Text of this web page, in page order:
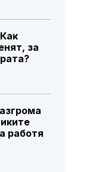
за
работя